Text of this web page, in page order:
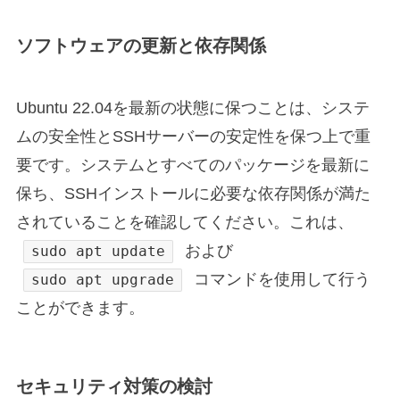
ソフトウェアの更新と依存関係
Ubuntu 22.04を最新の状態に保つことは、システ
ムの安全性とSSHサーバーの安定性を保つ上で重
要です。システムとすべてのパッケージを最新に
保ち、SSHインストールに必要な依存関係が満た
されていることを確認してください。これは、
sudo apt update および
sudo apt upgrade
コマンドを使用して行う
ことができます。
セキュリティ対策の検討